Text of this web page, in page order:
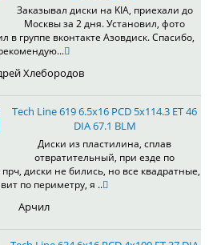
Заказывал диски на KIA, приехали до
Москвы за 2 дня. Установил, фото
группе вконтакте Азовдиск. Спасибо,
Хлебородов
Tech Line 619 6.5x16 PCD 5x114.3 ET 46
DIA 67.1 BLM
Диски из пластилина, сплав
отвратительный, при езде по
диски не бились, но все квадратные,
по периметру, я ..
Арчил